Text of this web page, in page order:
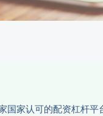
家认可的配资杠杆